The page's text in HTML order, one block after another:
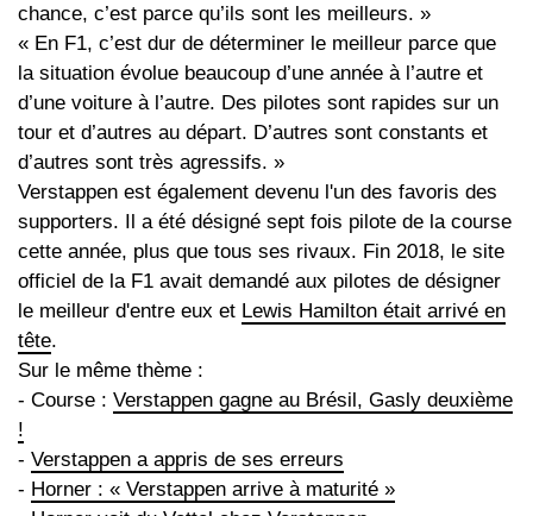
chance, c’est parce qu’ils sont les meilleurs. »
« En F1, c’est dur de déterminer le meilleur parce que
la situation évolue beaucoup d’une année à l’autre et
d’une voiture à l’autre. Des pilotes sont rapides sur un
tour et d’autres au départ. D’autres sont constants et
d’autres sont très agressifs. »
Verstappen est également devenu l'un des favoris des
supporters. Il a été désigné sept fois pilote de la course
cette année, plus que tous ses rivaux. Fin 2018, le site
officiel de la F1 avait demandé aux pilotes de désigner
le meilleur d'entre eux et Lewis Hamilton était arrivé en
tête.
Sur le même thème :
- Course : Verstappen gagne au Brésil, Gasly deuxième
!
- Verstappen a appris de ses erreurs
- Horner : « Verstappen arrive à maturité »